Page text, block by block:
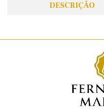
DESCRIÇÃO